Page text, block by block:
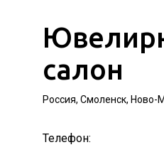
салон
Россия, Смоленск, Ново-
Телефон: